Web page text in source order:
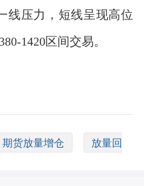
线压力，短线呈现高位
1420区间交易。
期货放量增仓 放量回